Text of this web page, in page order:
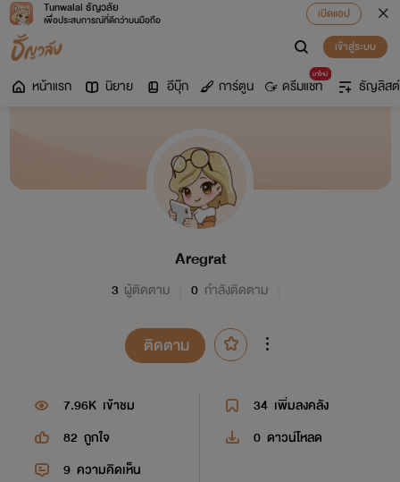
Tunwalai ธัญวลัย
เพื่อประสบการณ์ที่ดีกว่าบนมือถือ
เปิดแอป
เข้าสู่ระบบ
หน้าแรก นิยาย อีบุ๊ก การ์ตูน
มาใหม่
ดรีมแชท ธัญลิสต์
Aregrat
3 ผู้ติดตาม 0 กำลังติดตาม
ติดตาม
7.96K เข้าชม 34 เพิ่มลงคลัง
82 ถูกใจ 0 ดาวน์โหลด
9 ความคิดเห็น